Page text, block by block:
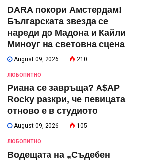
DARA покори Амстердам!
Българската звезда се
нареди до Мадона и Кайли
Миноуг на световна сцена
August 09, 2026 210
ЛЮБОПИТНО
Риана се завръща? A$AP
Rocky разкри, че певицата
отново е в студиото
August 09, 2026 105
ЛЮБОПИТНО
Водещата на „Съдебен